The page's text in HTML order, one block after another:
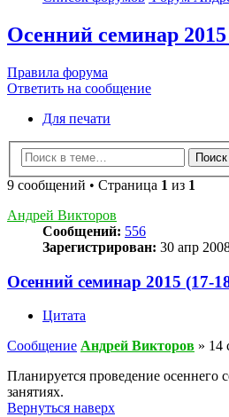
Осенний семинар
Правила форума
Ответить на сообщение
Для печати
Поиск
9 сообщений • Страница 1 из 1
Андрей Викторов
Сообщений: 556
Зарегистрирован: 30 апр
Осенний семинар 2015 (17-
Цитата
Сообщение Андрей Викторов » 14
Планируется проведение осеннего
занятиях.
Вернуться наверх